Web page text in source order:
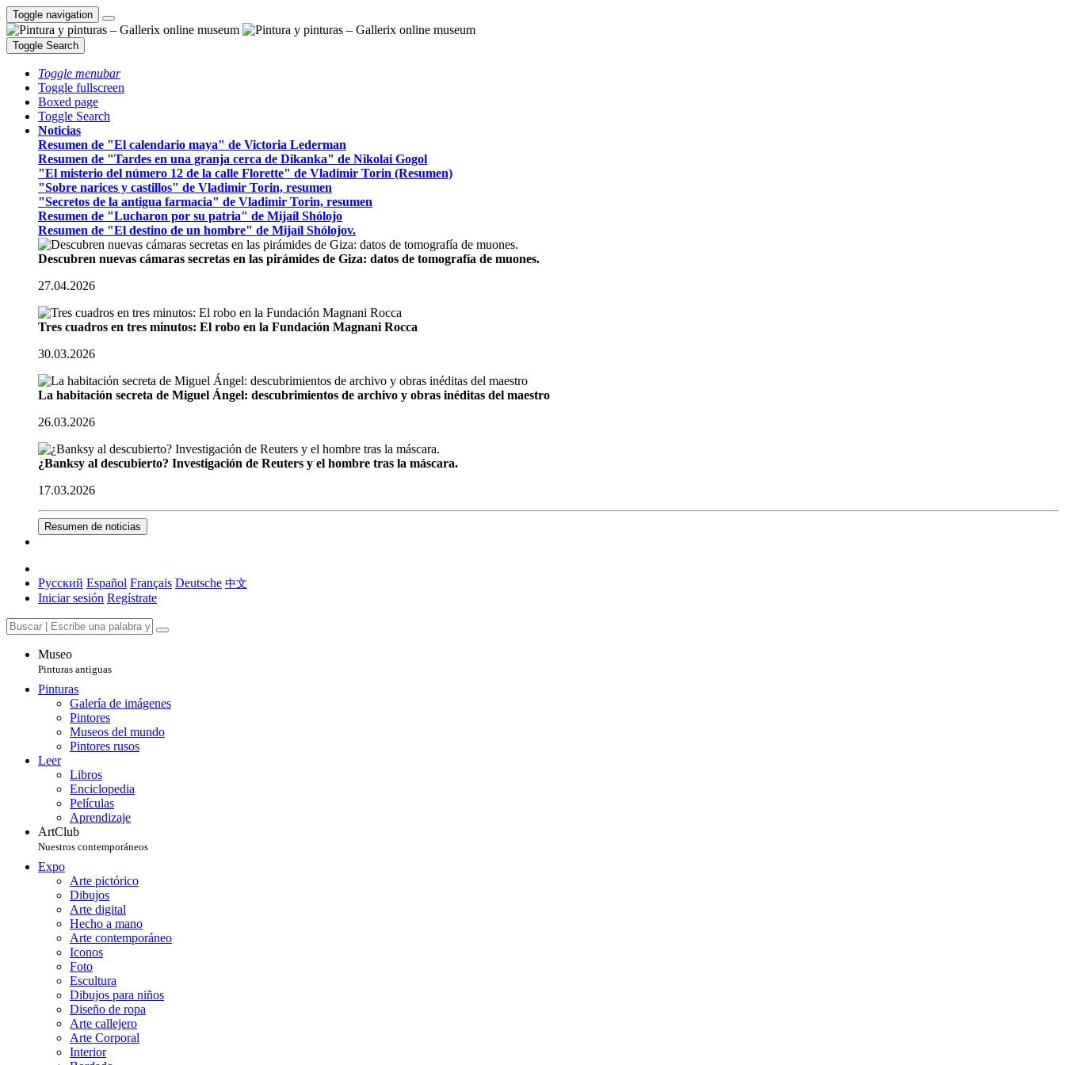
Toggle navigation
Toggle Search
Toggle menubar
Toggle fullscreen
Boxed page
Toggle Search
Noticias
Resumen de "El calendario maya" de Victoria Lederman
Resumen de "Tardes en una granja cerca de Dikanka" de Nikolai Gogol
"El misterio del número 12 de la calle Florette" de Vladimir Torin (Resumen)
"Sobre narices y castillos" de Vladimir Torin, resumen
"Secretos de la antigua farmacia" de Vladimir Torin, resumen
Resumen de "Lucharon por su patria" de Mijaíl Shólojo
Resumen de "El destino de un hombre" de Mijaíl Shólojov.
Descubren nuevas cámaras secretas en las pirámides de Giza: datos de tomografía de muones.
27.04.2026
Tres cuadros en tres minutos: El robo en la Fundación Magnani Rocca
30.03.2026
La habitación secreta de Miguel Ángel: descubrimientos de archivo y obras inéditas del maestro
26.03.2026
¿Banksy al descubierto? Investigación de Reuters y el hombre tras la máscara.
17.03.2026
Resumen de noticias
Русский Español Français Deutsche 中文
Iniciar sesión Regístrate
Museo
Pinturas antiguas
Pinturas
Galería de imágenes
Pintores
Museos del mundo
Pintores rusos
Leer
Libros
Enciclopedia
Películas
Aprendizaje
ArtClub
Nuestros contemporáneos
Expo
Arte pictórico
Dibujos
Arte digital
Hecho a mano
Arte contemporáneo
Iconos
Foto
Escultura
Dibujos para niños
Diseño de ropa
Arte callejero
Arte Corporal
Interior